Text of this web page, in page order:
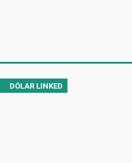
DÓLAR LINKED